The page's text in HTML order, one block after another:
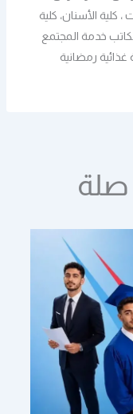
، كلية الأسنان، كلية
خدمة المجتمع
رمضانية
صلة